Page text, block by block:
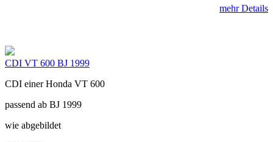
mehr Details
CDI VT 600 BJ 1999
CDI einer Honda VT 600
passend ab BJ 1999
wie abgebildet